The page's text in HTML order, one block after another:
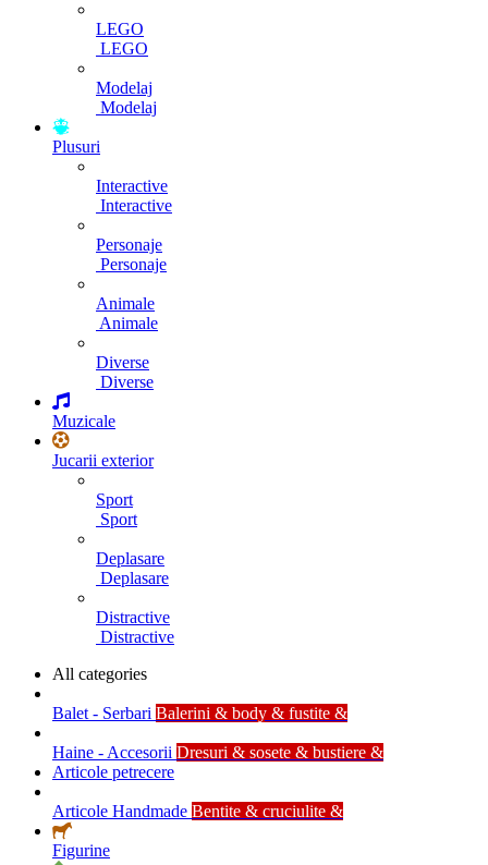
LEGO
LEGO
Modelaj
Modelaj
Plusuri
Interactive
Interactive
Personaje
Personaje
Animale
Animale
Diverse
Diverse
Muzicale
Jucarii exterior
Sport
Sport
Deplasare
Deplasare
Distractive
Distractive
All categories
Balet - Serbari Balerini & body & fustite &
Haine - Accesorii Dresuri & sosete & bustiere &
Articole petrecere
Articole Handmade Bentite & cruciulite &
Figurine